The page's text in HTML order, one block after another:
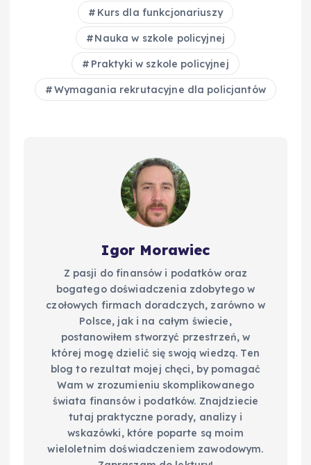
k
st r
t
d
I
n
Li
n
k
Kurs dla funkcjonariuszy
Nauka w szkole policyjnej
Praktyki w szkole policyjnej
Wymagania rekrutacyjne dla policjantów
Igor Morawiec
Z pasji do finansów i podatków oraz
bogatego doświadczenia zdobytego w
czołowych firmach doradczych, zarówno w
Polsce, jak i na całym świecie,
postanowiłem stworzyć przestrzeń, w
której mogę dzielić się swoją wiedzą. Ten
blog to rezultat mojej chęci, by pomagać
Wam w zrozumieniu skomplikowanego
świata finansów i podatków. Znajdziecie
tutaj praktyczne porady, analizy i
wskazówki, które poparte są moim
wieloletnim doświadczeniem zawodowym.